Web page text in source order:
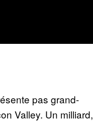
pas grand-
Valley. Un milliard,